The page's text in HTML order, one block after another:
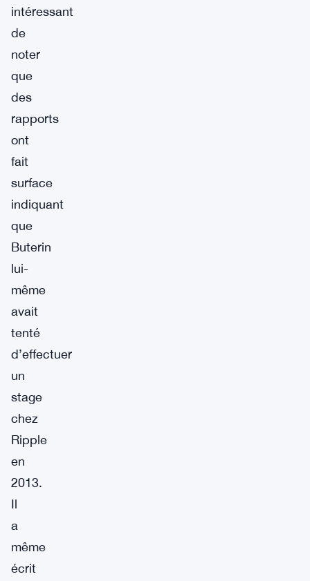
intéressant
de
noter
que
des
rapports
ont
fait
surface
indiquant
que
Buterin
lui-
même
avait
tenté
d’effectuer
un
stage
chez
Ripple
en
2013.
Il
a
même
écrit